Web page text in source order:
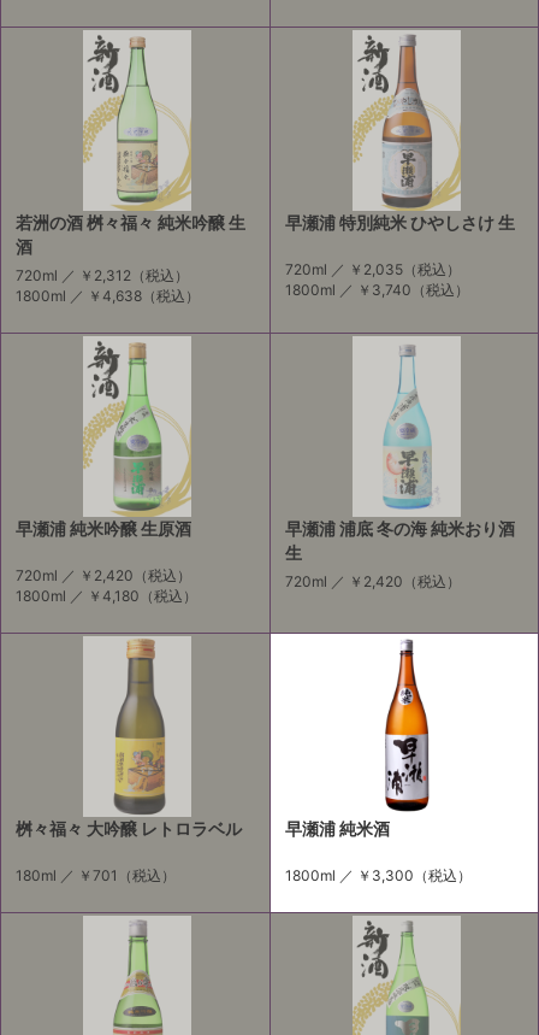
若洲の酒 桝々福々 純米吟醸 生
酒
720ml ／ ￥2,312 （税込）
1800ml ／ ￥4,638 （税込）
早瀬浦 特別純米 ひやしさけ 生
720ml ／ ￥2,035（税込）
1800ml ／ ￥3,740 （税込）
早瀬浦 純米吟醸 生原酒
720ml ／ ￥2,420 （税込）
1800ml ／ ￥4,180 （税込）
早瀬浦 浦底 冬の海 純米おり酒
生
720ml ／ ￥2,420 （税込）
桝々福々 大吟醸 レトロラベル
180ml ／ ￥701 （税込）
早瀬浦 純米酒
1800ml ／ ￥3,300 （税込）